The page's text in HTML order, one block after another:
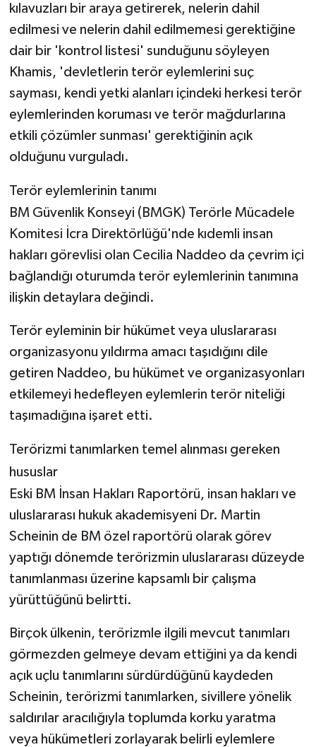
kılavuzları bir araya getirerek, nelerin dahil
edilmesi ve nelerin dahil edilmemesi gerektiğine
dair bir 'kontrol listesi' sunduğunu söyleyen
Khamis, 'devletlerin terör eylemlerini suç
sayması, kendi yetki alanları içindeki herkesi terör
eylemlerinden koruması ve terör mağdurlarına
etkili çözümler sunması' gerektiğinin açık
olduğunu vurguladı.
Terör eylemlerinin tanımı
BM Güvenlik Konseyi (BMGK) Terörle Mücadele
Komitesi İcra Direktörlüğü'nde kıdemli insan
hakları görevlisi olan Cecilia Naddeo da çevrim içi
bağlandığı oturumda terör eylemlerinin tanımına
ilişkin detaylara değindi.
Terör eyleminin bir hükümet veya uluslararası
organizasyonu yıldırma amacı taşıdığını dile
getiren Naddeo, bu hükümet ve organizasyonları
etkilemeyi hedefleyen eylemlerin terör niteliği
taşımadığına işaret etti.
Terörizmi tanımlarken temel alınması gereken
hususlar
Eski BM İnsan Hakları Raportörü, insan hakları ve
uluslararası hukuk akademisyeni Dr. Martin
Scheinin de BM özel raportörü olarak görev
yaptığı dönemde terörizmin uluslararası düzeyde
tanımlanması üzerine kapsamlı bir çalışma
yürüttüğünü belirtti.
Birçok ülkenin, terörizmle ilgili mevcut tanımları
görmezden gelmeye devam ettiğini ya da kendi
açık uçlu tanımlarını sürdürdüğünü kaydeden
Scheinin, terörizmi tanımlarken, sivillere yönelik
saldırılar aracılığıyla toplumda korku yaratma
veya hükümetleri zorlayarak belirli eylemlere